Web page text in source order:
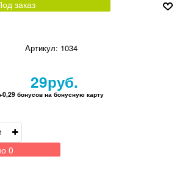
заказ
Артикул: 1034
29руб.
бонусов на бонусную карту
0